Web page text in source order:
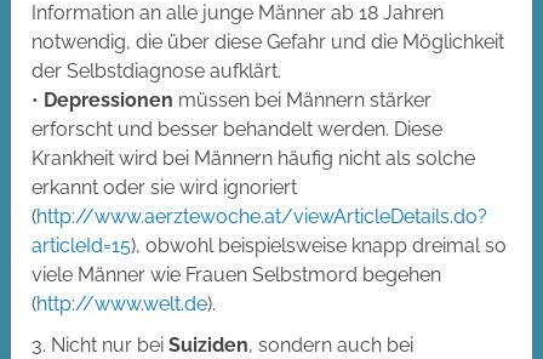
Information an alle junge Männer ab 18 Jahren
notwendig, die über diese Gefahr und die Möglichkeit
der Selbstdiagnose aufklärt.
• Depressionen müssen bei Männern stärker
erforscht und besser behandelt werden. Diese
Krankheit wird bei Männern häufig nicht als solche
erkannt oder sie wird ignoriert
(http://www.aerztewoche.at/viewArticleDetails.do?
articleId=15), obwohl beispielsweise knapp dreimal so
viele Männer wie Frauen Selbstmord begehen
(http://www.welt.de).
3. Nicht nur beiSuiziden, sondern auch bei